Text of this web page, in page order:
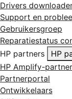
Drivers
Support en
Gebruikersgroep
Reparatiestatus
HP partners
HP
HP Amplify-
Partnerportal
Ontwikkelaars